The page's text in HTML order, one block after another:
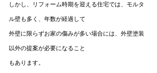
しかし、リフォーム時期を迎える住宅では、モルタ
ル壁も多く、年数が経過して
外壁に限らずお家の傷みが多い場合には、外壁塗装
以外の提案が必要になること
もあります。